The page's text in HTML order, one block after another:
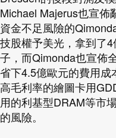
Michael Majerus也宣佈
資金不足風險的
技股權予美光，拿到了
子，而Qimonda也宣佈
省下4.5億歐元的費用
高毛利率的繪圖卡用
用的利基型DRAM等市
的風險。